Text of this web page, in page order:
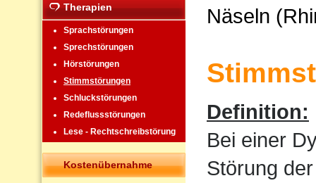
Therapien
Sprachstörungen
Sprechstörungen
Hörstörungen
Stimmstörungen
Schluckstörungen
Redeflussstörungen
Lese - Rechtschreibstörung
Kostenübernahme
Näseln
Definition:
Bei einer
Störung